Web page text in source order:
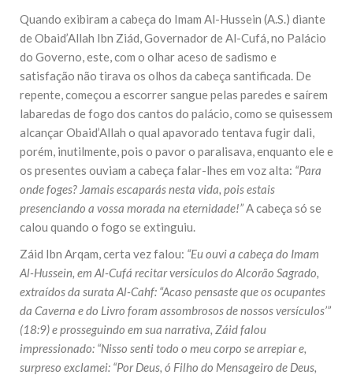
Quando exibiram a cabeça do Imam Al-Hussein (A.S.) diante
de Obaid’Allah Ibn Ziád, Governador de Al-Cufá, no Palácio
do Governo, este, com o olhar aceso de sadismo e
satisfação não tirava os olhos da cabeça santificada. De
repente, começou a escorrer sangue pelas paredes e saírem
labaredas de fogo dos cantos do palácio, como se quisessem
alcançar Obaid’Allah o qual apavorado tentava fugir dali,
porém, inutilmente, pois o pavor o paralisava, enquanto ele e
os presentes ouviam a cabeça falar-lhes em voz alta: “Para
onde foges? Jamais escaparás nesta vida, pois estais
presenciando a vossa morada na eternidade!”A cabeça só se
calou quando o fogo se extinguiu.
Záid Ibn Arqam, certa vez falou: “Eu ouvi a cabeça do Imam
Al-Hussein, em Al-Cufá recitar versículos do Alcorão Sagrado,
extraídos da surata Al-Cahf: “Acaso pensaste que os ocupantes
da Caverna e do Livro foram assombrosos de nossos versículos’”
(18:9) e prosseguindo em sua narrativa, Záid falou
impressionado: “Nisso senti todo o meu corpo se arrepiar e,
surpreso exclamei: “Por Deus, ó Filho do Mensageiro de Deus,